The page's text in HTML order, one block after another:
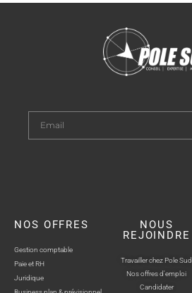
NOS OFFRES
Gestion comptable
Paie et RH
Juridique
NOUS
REJOINDRE
Travailler chez Pole Sud
Nos offres d'emploi
Candidater